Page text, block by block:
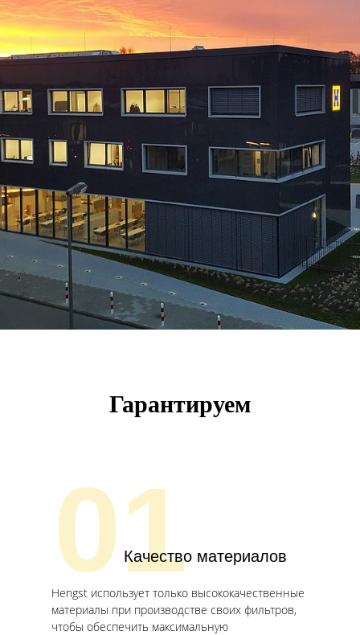
Гарантируем
01Качество материалов
Hengst использует только высококачественные
материалы при производстве своих фильтров,
чтобы обеспечить максимальную